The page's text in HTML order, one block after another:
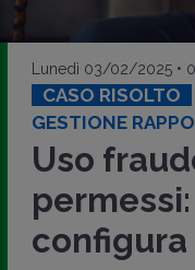
Lunedì 03/02/2025 •
CASO RISOLTO
GESTIONE
Uso
configura